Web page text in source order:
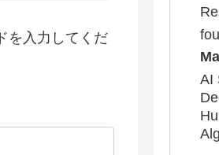
を入力してくだ
AI